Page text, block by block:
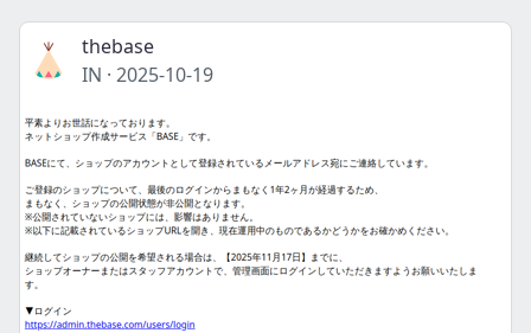
thebase
IN · 2025-10-19